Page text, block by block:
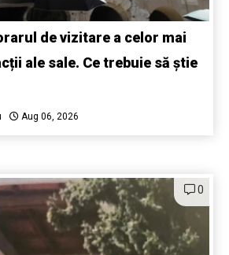
de vizitare a celor mai
ale sale. Ce trebuie să știe
Aug 06, 2026
0